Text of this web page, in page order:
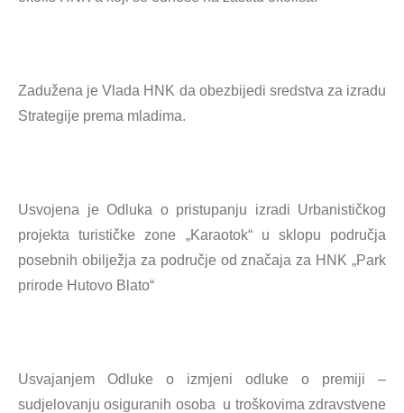
Zadužena je Vlada HNK da obezbijedi sredstva za izradu
Strategije prema mladima.
Usvojena je Odluka o pristupanju izradi Urbanističkog
projekta turističke zone „Karaotok“ u sklopu područja
posebnih obilježja za područje od značaja za HNK „Park
prirode Hutovo Blato“
Usvajanjem Odluke o izmjeni odluke o premiji –
sudjelovanju osiguranih osoba u troškovima zdravstvene